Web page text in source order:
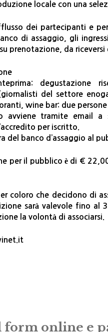
locale con una
dei partecipanti e
di assaggio, gli
prenotazione, da
degustazione
del settore
wine bar: due persone
avviene tramite email
per iscritto.
del banco d’assaggio al
per il pubblico è di €
coloro che decidono di
sarà valevole fino al
la volontà di associarsi.
online e